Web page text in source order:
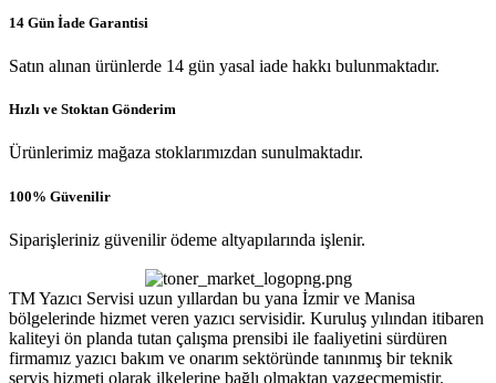
14 Gün İade Garantisi
Satın alınan ürünlerde 14 gün yasal iade hakkı bulunmaktadır.
Hızlı ve Stoktan Gönderim
Ürünlerimiz mağaza stoklarımızdan sunulmaktadır.
100% Güvenilir
Siparişleriniz güvenilir ödeme altyapılarında işlenir.
TM Yazıcı Servisi uzun yıllardan bu yana İzmir ve Manisa
bölgelerinde hizmet veren yazıcı servisidir. Kuruluş yılından itibaren
kaliteyi ön planda tutan çalışma prensibi ile faaliyetini sürdüren
firmamız yazıcı bakım ve onarım sektöründe tanınmış bir teknik
servis hizmeti olarak ilkelerine bağlı olmaktan vazgeçmemiştir.